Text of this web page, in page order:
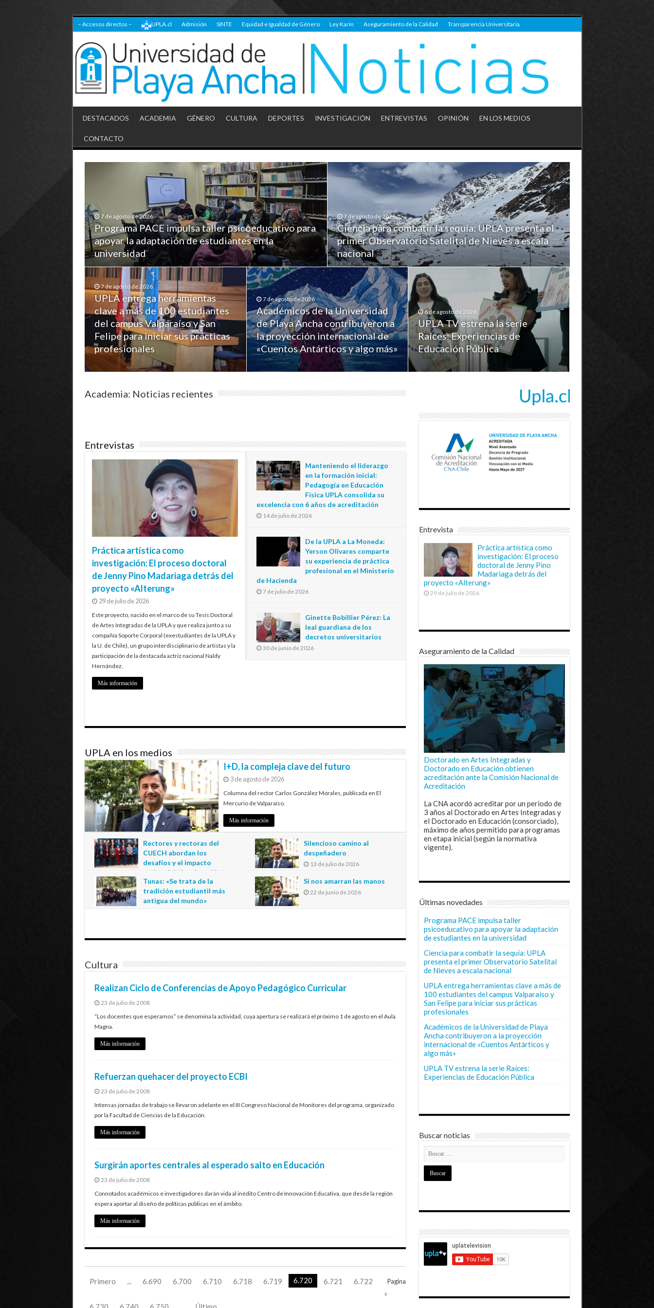
– Accesos directos – UPLA.cl Admisión SINTE Equidad e Igualdad de Género Ley Karin Aseguramiento de la Calidad Transparencia Universitaria
DESTACADOS ACADEMIA GÉNERO CULTURA DEPORTES INVESTIGACIÓN ENTREVISTAS OPINIÓN EN LOS MEDIOS
CONTACTO
7 de agosto de 2026
Programa PACE impulsa taller psicoeducativo para
apoyar la adaptación de estudiantes en la
universidad
7 de agosto de 2026
Ciencia para combatir la sequía: UPLA presenta el
primer Observatorio Satelital de Nieves a escala
nacional
7 de agosto de 2026
UPLA entrega herramientas
clave a más de 100 estudiantes
del campus Valparaíso y San
Felipe para iniciar sus prácticas
profesionales
7 de agosto de 2026
Académicos de la Universidad
de Playa Ancha contribuyeron a
la proyección internacional de
«Cuentos Antárticos y algo más»
6 de agosto de 2026
UPLA TV estrena la serie
Raíces: Experiencias de
Educación Pública
Academia: Noticias recientes
Entrevistas
Práctica artística como
investigación: El proceso doctoral
de Jenny Pino Madariaga detrás del
proyecto «Alterung»
29 de julio de 2026
Este proyecto, nacido en el marco de su Tesis Doctoral
de Artes Integradas de la UPLA y que realiza junto a su
compañía Soporte Corporal (exestudiantes de la UPLA y
la U. de Chile), un grupo interdisciplinario de artistas y la
participación de la destacada actriz nacional Naldy
Hernández.
Más información
Manteniendo el liderazgo
en la formación inicial:
Pedagogía en Educación
Física UPLA consolida su
excelencia con 6 años de acreditación
14 de julio de 2026
De la UPLA a La Moneda:
Yerson Olivares comparte
su experiencia de práctica
profesional en el Ministerio
de Hacienda
7 de julio de 2026
Ginette Bobillier Pérez: La
leal guardiana de los
decretos universitarios
30 de junio de 2026
UPLA en los medios
I+D, la compleja clave del futuro
3 de agosto de 2026
Columna del rector Carlos González Morales, publicada en El
Mercurio de Valparaíso.
Más información
Rectores y rectoras del
CUECH abordan los
desafíos y el impacto
regional de la educación
estatal en Tarapacá
20 de julio de 2026
Silencioso camino al
despeñadero
13 de julio de 2026
Tunas: «Se trata de la
tradición estudiantil más
antigua del mundo»
Si nos amarran las manos
22 de junio de 2026
Cultura
Realizan Ciclo de Conferencias de Apoyo Pedagógico Curricular
23 de julio de 2008
“Los docentes que esperamos” se denomina la actividad, cuya apertura se realizará el próximo 1 de agosto en el Aula
Magna.
Más información
Refuerzan quehacer del proyecto ECBI
23 de julio de 2008
Intensas jornadas de trabajo se llevaron adelante en el III Congreso Nacional de Monitores del programa, organizado
por la Facultad de Ciencias de la Educación.
Más información
Surgirán aportes centrales al esperado salto en Educación
23 de julio de 2008
Connotados académicos e investigadores darán vida al inédito Centro de Innovación Educativa, que desde la región
espera aportar al diseño de políticas públicas en el ámbito.
Más información
Pagina
Primero 6.690 6.700 6.710 6.718 6.719 6.720 6.721
6.722
»
Entrevista
Práctica artística como
investigación: El proceso
doctoral de Jenny Pino
Madariaga detrás del
proyecto «Alterung»
29 de julio de 2026
Aseguramiento de la Calidad
Doctorado en Artes Integradas y
Doctorado en Educación obtienen
acreditación ante la Comisión Nacional de
Acreditación
La CNA acordó acreditar por un periodo de
3 años al Doctorado en Artes Integradas y
el Doctorado en Educación (consorciado),
máximo de años permitido para programas
en etapa inicial (según la normativa
vigente).
Últimas novedades
Programa PACE impulsa taller
psicoeducativo para apoyar la adaptación
de estudiantes en la universidad
Ciencia para combatir la sequía: UPLA
presenta el primer Observatorio Satelital
de Nieves a escala nacional
UPLA entrega herramientas clave a más de
100 estudiantes del campus Valparaíso y
San Felipe para iniciar sus prácticas
profesionales
Académicos de la Universidad de Playa
Ancha contribuyeron a la proyección
internacional de «Cuentos Antárticos y
algo más»
UPLA TV estrena la serie Raíces:
Experiencias de Educación Pública
Buscar noticias